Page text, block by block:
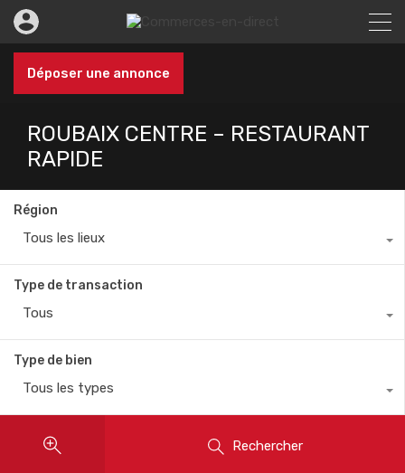
Déposer une annonce
ROUBAIX CENTRE – RESTAURANT
RAPIDE
Région
Tous les lieux
Type de transaction
Tous
Type de bien
Tous les types
Rechercher